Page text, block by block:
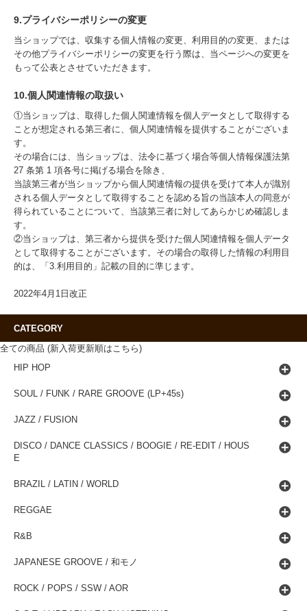
9.プライバシーポリシーの変更
当ショップでは、収集する個人情報の変更、利用目的の変更、または
その他プライバシーポリシーの変更を行う際は、当ページへの変更を
もって公表とさせていただきます。
10.個人関連情報の取扱い
①当ショップは、取得した個人関連情報を個人データとして取得する
ことが想定される第三者に、個人関連情報を提供することがございま
す。
その場合には、当ショップは、法令に基づく場合等個人情報保護法第
27 条第 1 項各号に掲げる場合を除き、
当該第三者が当ショップから個人関連情報の提供を受けて本人が識別
される個人データとして取得することを認める旨の当該本人の同意が
得られていることについて、当該第三者に対してあらかじめ確認しま
す。
②当ショップは、第三者から提供を受けた個人関連情報を個人データ
として取得することがございます。その場合の取得した情報の利用目
的は、「3.利用目的」記載の目的に準じます。
2022年4月1日改正
CATEGORY
全ての商品 (新入荷更新順はこちら)
HIP HOP
SOUL / FUNK / RARE GROOVE (LP+45s)
JAZZ / FUSION
DISCO / DANCE CLASSICS / BOOGIE / RE-EDIT / HOUS
E
BRAZIL / LATIN / WORLD
REGGAE
R&B
JAPANESE GROOVE / 和モノ
ROCK / POPS / SSW / AOR